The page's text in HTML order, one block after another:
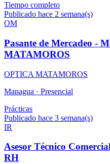
Tiempo completo
Publicado hace 2 semana(s)
OM
Pasante de Mercadeo -
MATAMOROS
OPTICA MATAMOROS
Managua · Presencial
Prácticas
Publicado hace 3 semana(s)
IR
Asesor Técnico
RH